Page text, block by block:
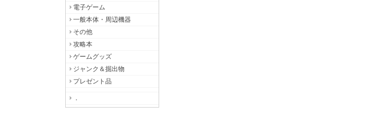
電子ゲーム
一般本体・周辺機器
その他
攻略本
ゲームグッズ
ジャンク＆掘出物
プレゼント品
．